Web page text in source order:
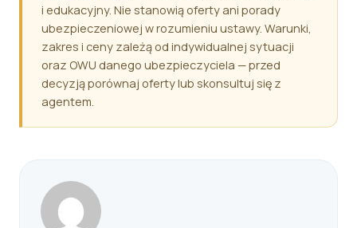
i edukacyjny. Nie stanowią oferty ani porady
ubezpieczeniowej w rozumieniu ustawy. Warunki,
zakres i ceny zależą od indywidualnej sytuacji
oraz OWU danego ubezpieczyciela — przed
decyzją porównaj oferty lub skonsultuj się z
agentem.